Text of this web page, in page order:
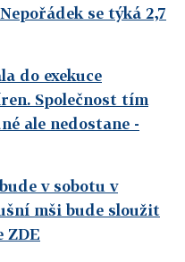
se týká 2,7
do exekuce
Společnost tím
ale nedostane -
v sobotu v
mši bude sloužit
ZDE